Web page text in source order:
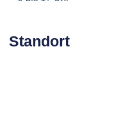
Standort